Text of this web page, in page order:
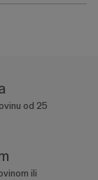
od 25
ili